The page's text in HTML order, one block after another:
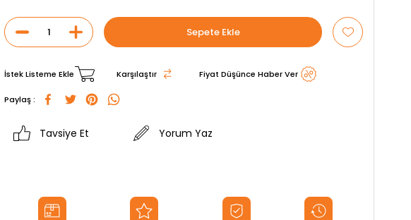
İstek Listeme Ekle Karşılaştır Fiyat Düşünce Haber Ver
Paylaş :
Tavsiye Et Yorum Yaz